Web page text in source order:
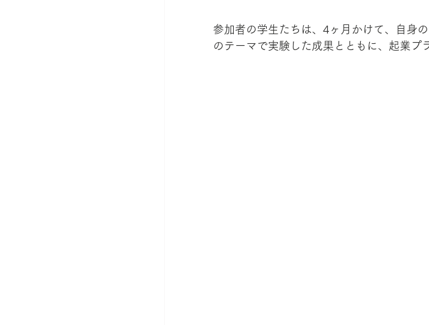
参加者の学生たちは、4ヶ月かけて、自身
のテーマで実験した成果とともに、起業プ